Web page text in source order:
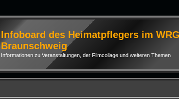
Infoboard des Heimatpflegers im
Braunschweig
Informationen zu Veranstaltungen, der Filmcollage und weiteren Themen